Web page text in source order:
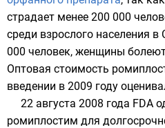
страдает менее 200 000
среди взрослого населения
000 человек, женщины
Оптовая стоимость
введении в 2009 году
22 августа 2008 года FDA
ромиплостим для